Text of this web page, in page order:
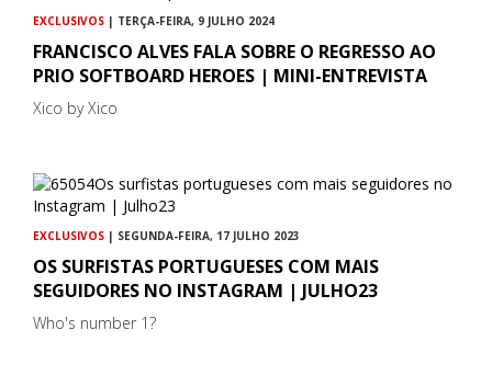
EXCLUSIVOS | TERÇA-FEIRA, 9 JULHO 2024
FRANCISCO ALVES FALA SOBRE O REGRESSO AO
PRIO SOFTBOARD HEROES | MINI-ENTREVISTA
Xico by Xico
EXCLUSIVOS | SEGUNDA-FEIRA, 17 JULHO 2023
OS SURFISTAS PORTUGUESES COM MAIS
SEGUIDORES NO INSTAGRAM | JULHO23
Who's number 1?